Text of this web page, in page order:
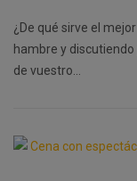
¿De qué sirve el
hambre y
de vuestro…